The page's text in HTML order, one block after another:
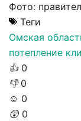
Фото:
Теги
Омская
потепление
👍 0
👎 0
☺️ 0
😲 0